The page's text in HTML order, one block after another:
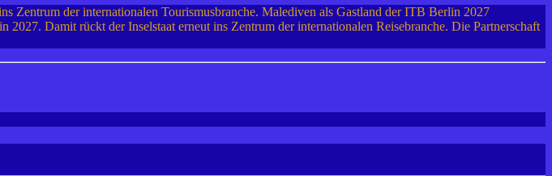
Zentrum der internationalen Tourismusbranche. Malediven als Gastland der ITB Berlin 2027
Damit rückt der Inselstaat erneut ins Zentrum der internationalen Reisebranche. Die Partnerschaft